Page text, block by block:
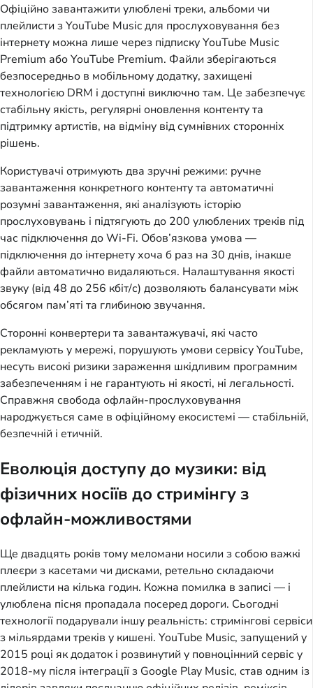
Офіційно завантажити улюблені треки, альбоми чи
плейлисти з YouTube Music для прослуховування без
інтернету можна лише через підписку YouTube Music
Premium або YouTube Premium. Файли зберігаються
безпосередньо в мобільному додатку, захищені
технологією DRM і доступні виключно там. Це забезпечує
стабільну якість, регулярні оновлення контенту та
підтримку артистів, на відміну від сумнівних сторонніх
рішень.
Користувачі отримують два зручні режими: ручне
завантаження конкретного контенту та автоматичні
розумні завантаження, які аналізують історію
прослуховувань і підтягують до 200 улюблених треків під
час підключення до Wi-Fi. Обов’язкова умова —
підключення до інтернету хоча б раз на 30 днів, інакше
файли автоматично видаляються. Налаштування якості
звуку (від 48 до 256 кбіт/с) дозволяють балансувати між
обсягом пам’яті та глибиною звучання.
Сторонні конвертери та завантажувачі, які часто
рекламують у мережі, порушують умови сервісу YouTube,
несуть високі ризики зараження шкідливим програмним
забезпеченням і не гарантують ні якості, ні легальності.
Справжня свобода офлайн-прослуховування
народжується саме в офіційному екосистемі — стабільній,
безпечній і етичній.
Еволюція доступу до музики: від
фізичних носіїв до стримінгу з
офлайн-можливостями
Ще двадцять років тому меломани носили з собою важкі
плеєри з касетами чи дисками, ретельно складаючи
плейлисти на кілька годин. Кожна помилка в записі — і
улюблена пісня пропадала посеред дороги. Сьогодні
технології подарували іншу реальність: стримінгові сервіси
з мільярдами треків у кишені. YouTube Music, запущений у
2015 році як додаток і розвинутий у повноцінний сервіс у
2018-му після інтеграції з Google Play Music, став одним із